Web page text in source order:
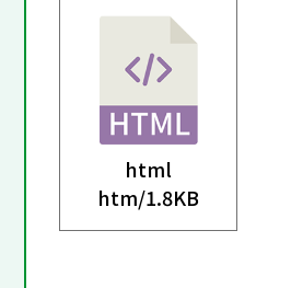
html
htm/1.8KB